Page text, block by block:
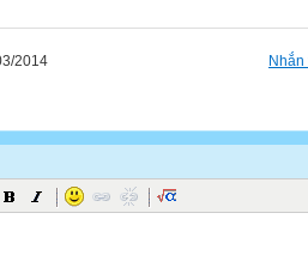
Nhắn
2014